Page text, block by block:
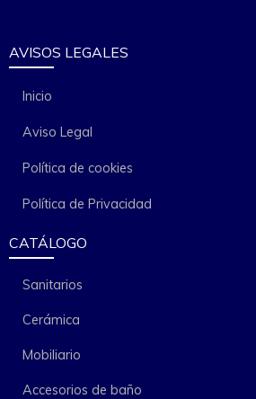
AVISOS LEGALES
Inicio
Aviso Legal
Política de cookies
Política de Privacidad
CATÁLOGO
Sanitarios
Cerámica
Mobiliario
Accesorios de baño